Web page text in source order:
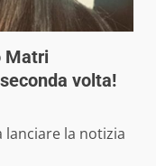
Matri
volta!
lanciare la notizia